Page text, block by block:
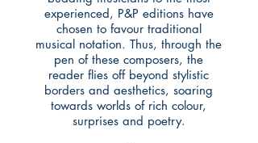
experienced, P&P editions have
chosen to favour traditional
musical notation. Thus, through the
pen of these composers, the
reader flies off beyond stylistic
borders and aesthetics, soaring
towards worlds of rich colour,
surprises and poetry.